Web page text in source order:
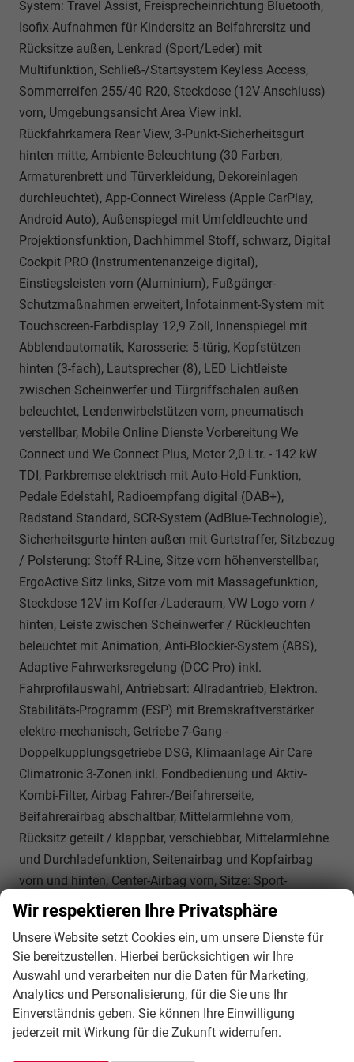
System: Travel Assist, Freisprecheinrichtung Bluetooth,
Isofix-Aufnahmen für Kindersitz an Beifahrersitz und
Rücksitze außen, Lenkrad (Sport/Leder) mit
Multifunktion, Schließ-/Startsystem Keyless Access,
Sommerreifen 255/40 R20, Steckdose (12V-Anschluss)
vorn, Umgebungsansicht Area View inkl.
Rückfahrkamera Rear View, 3-Punkt-Sicherheitsgurt
hinten mitte, Ambiente-Beleuchtung (30 Farben,
Armaturenbrett und Türverkleidung, Dekoreinlagen
durchleuchtet), App-Connect Wireless (Apple CarPlay,
Android Auto), Außenspiegel mit Umfeldleuchte und
Projektionsfunktion, Dachhimmel Stoff, schwarz, Digital
Cockpit PRO (Instrumentenanzeige digital),
Einstiegsleisten vorn (Aluminium), Fußgänger-
Schutzmaßnahmen erweitert, Infotainment-System mit
Touchscreen-Farbdisplay 12,9 Zoll, Innenspiegel mit
Abblendautomatik, Karosserie: 5-türig, Kopfstützen
hinten (3-fach), Lautsprecher (8), LED Lichtleiste
zwischen Scheinwerfer und Türgriffschalen außen
beleuchtet, Lendenwirbelstützen vorn, pneumatisch
verstellbar, Mobile Online Dienste Vorbereitung We
Connect und We Connect Plus, Motor 2,0 Ltr. - 142 kW
TDI, Parkbremse elektrisch mit Auto-Hold-Funktion,
Pedale Edelstahl, Radioempfang digital (DAB+),
Radstand Standard, SCR-System (AdBlue-Technologie),
Sicherheitsgurte hinten außen mit Gurtstraffer, Sitzbezug
/ Polsterung: Stoff R-Line, Sitze vorn höhenverstellbar,
ErgoActive Sitz links, Sitze vorn mit Massagefunktion,
Steckdose 12V im Koffer-/Laderaum, VW Logo vorn /
hinten, Leiste zwischen Scheinwerfer / Rückleuchten
beleuchtet mit Animation, Anti-Blockier-System (ABS),
Adaptive Fahrwerksregelung (DCC Pro) inkl.
Fahrprofilauswahl, Antriebsart: Allradantrieb, Elektron.
Stabilitäts-Programm (ESP) mit Bremskraftverstärker
elektro-mechanisch, Getriebe 7-Gang -
Doppelkupplungsgetriebe DSG, Klimaanlage Air Care
Climatronic 3-Zonen inkl. Fondbedienung und Aktiv-
Kombi-Filter, Airbag Fahrer-/Beifahrerseite,
Beifahrerairbag abschaltbar, Mittelarmlehne vorn,
Rücksitz geteilt / klappbar, verschiebbar, Mittelarmlehne
und Durchladefunktion, Seitenairbag und Kopfairbag
vorn und hinten, Center-Airbag vorn, Sitze: Sport-
Komfortsitze vorn, Zentralverriegelung, Frontscheibe
Verbundglas, wärmedämmend, Kofferraumdeckel /
Heckklappe elektr. betätigt (Schließen, sensorgesteuert
öffnend, Fernentriegelung), Fahrassistenz-System:
Autom. Distanzregelung (ACC inkl. Stop&Go-Funktion),
Fahrassistenz-System: Berganfahr-/Abfahr-Assistent,
Fahrassistenz-System: Verkehrszeichenerkennung,
Wir respektieren Ihre Privatsphäre
Unsere Website setzt Cookies ein, um unsere Dienste für
Sie bereitzustellen. Hierbei berücksichtigen wir Ihre
Auswahl und verarbeiten nur die Daten für Marketing,
Analytics und Personalisierung, für die Sie uns Ihr
Einverständnis geben. Sie können Ihre Einwilligung
jederzeit mit Wirkung für die Zukunft widerrufen.